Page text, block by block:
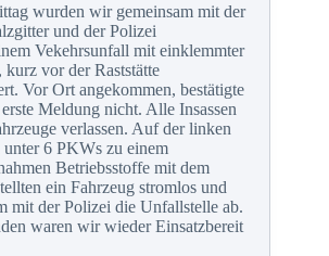
wurden wir gemeinsam mit der
und der Polizei
Vekehrsunfall mit einklemmter
vor der Raststätte
Vor Ort angekommen, bestätigte
Meldung nicht. Alle Insassen
verlassen. Auf der linken
unter 6 PKWs zu einem
Betriebsstoffe mit dem
ein Fahrzeug stromlos und
mit der Polizei die Unfallstelle ab.
waren wir wieder Einsatzbereit